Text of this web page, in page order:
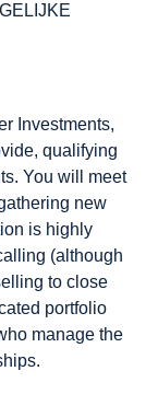
Investments,
qualifying
You will meet
new
is highly
(although
to close
portfolio
manage the